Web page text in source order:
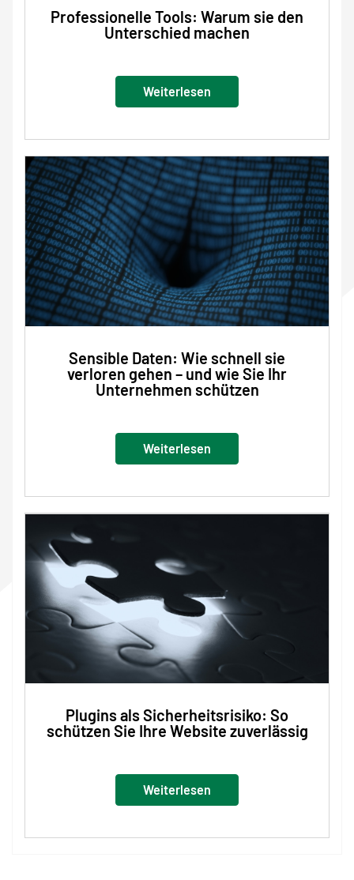
Professionelle Tools: Warum sie den
Unterschied machen
Weiterlesen
Sensible Daten: Wie schnell sie
verloren gehen – und wie Sie Ihr
Unternehmen schützen
Weiterlesen
Plugins als Sicherheitsrisiko: So
schützen Sie Ihre Website zuverlässig
Weiterlesen